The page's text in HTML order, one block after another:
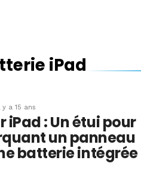
IPAD
avec
pour l’iPad
iPad
y a 15 ans
iPad : Un étui pour
un panneau
batterie intégrée